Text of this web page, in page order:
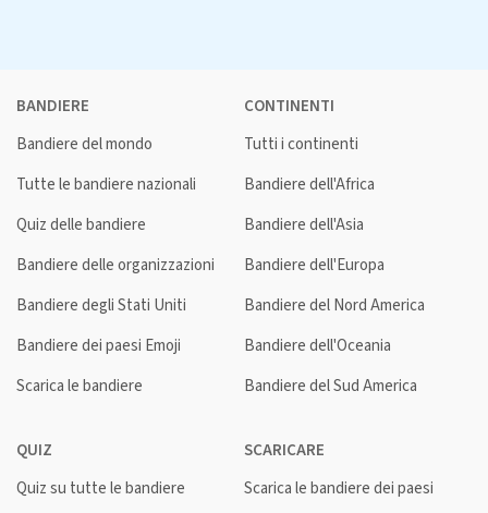
BANDIERE
Bandiere del mondo
Tutte le bandiere nazionali
Quiz delle bandiere
Bandiere delle organizzazioni
Bandiere degli Stati Uniti
Bandiere dei paesi Emoji
Scarica le bandiere
CONTINENTI
Tutti i continenti
Bandiere dell'Africa
Bandiere dell'Asia
Bandiere dell'Europa
Bandiere del Nord America
Bandiere dell'Oceania
Bandiere del Sud America
QUIZ
Quiz su tutte le bandiere
SCARICARE
Scarica le bandiere dei paesi